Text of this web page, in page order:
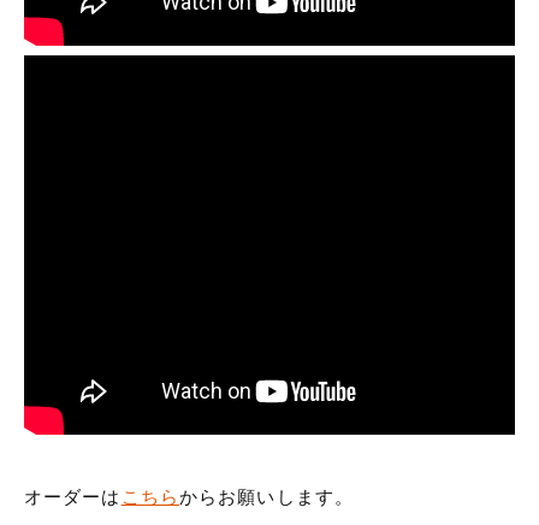
オーダーは こちらからお願いします。